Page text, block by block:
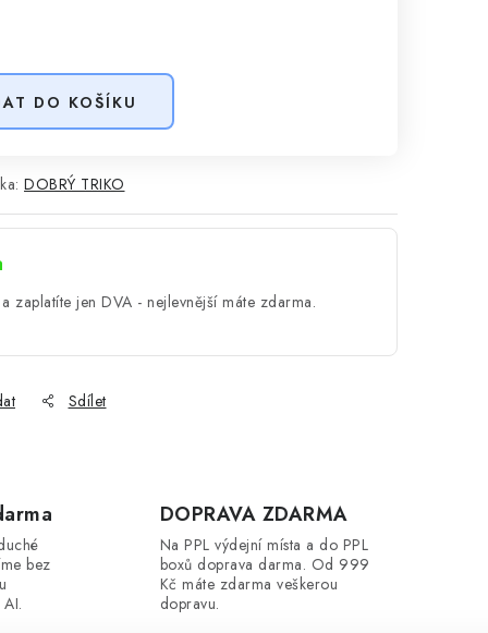
DO KOŠÍKU
DOBRÝ TRIKO
zaplatíte jen DVA - nejlevnější máte zdarma.
Sdílet
bez
DOPRAVA ZDARMA
Na PPL výdejní místa a do PPL
boxů doprava darma. Od 999
Kč máte zdarma veškerou
dopravu.